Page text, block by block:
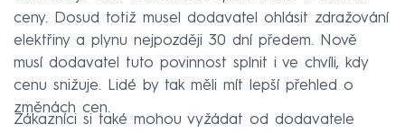
ceny. Dosud totiž musel dodavatel ohlásit zdražování
elektřiny a plynu nejpozději 30 dní předem. Nově
musí dodavatel tuto povinnost splnit i ve chvíli, kdy
cenu snižuje. Lidé by tak měli mít lepší přehled o
změnách cen.
Zákazníci si také mohou vyžádat od dodavatele